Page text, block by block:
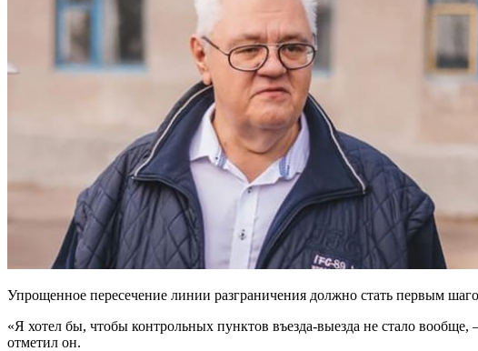
Упрощенное пересечение линии разграничения должно стать первым
«Я хотел бы, чтобы контрольных пунктов въезда-выезда не стало
отметил он.